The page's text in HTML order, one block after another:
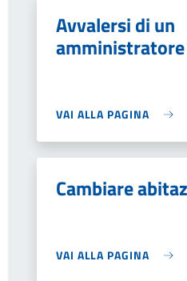
Avvalersi di un
VAI ALLA PAGINA
Cambiare
VAI ALLA PAGINA